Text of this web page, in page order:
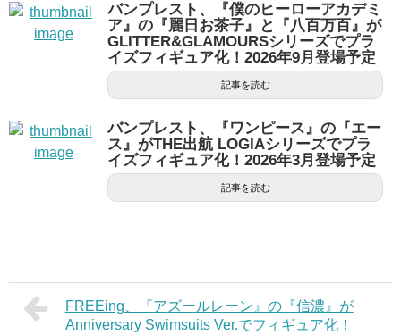
バンプレスト、『僕のヒーローアカデミ
ア』の『麗日お茶子』と『八百万百』が
GLITTER&GLAMOURSシリーズでプラ
イズフィギュア化！2026年9月登場予定
記事を読む
バンプレスト、『ワンピース』の『エー
ス』がTHE出航 LOGIAシリーズでプラ
イズフィギュア化！2026年3月登場予定
記事を読む
FREEing、『アズールレーン』の『信濃』が
Anniversary Swimsuits Ver.でフィギュア化！